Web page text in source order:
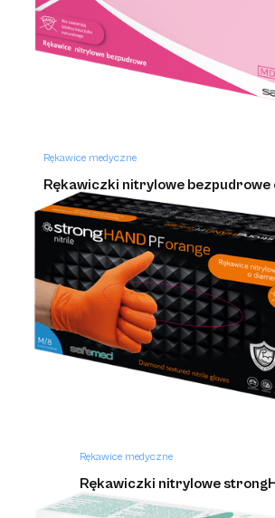
Rękawice hybrydowe
Rękawice medyczne
Rękawiczki nitrylowe bezpudrowe
Rękawice medyczne
Rękawiczki nitrylowe